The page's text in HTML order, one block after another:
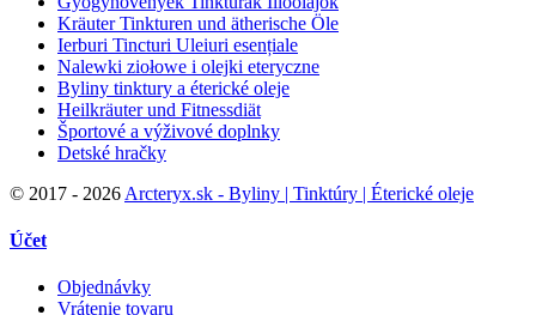
Kräuter Tinkturen und ätherische Öle
Ierburi Tincturi Uleiuri esențiale
Nalewki ziołowe i olejki eteryczne
Byliny tinktury a éterické oleje
Heilkräuter und Fitnessdiät
Športové a výživové doplnky
Detské hračky
© 2017 - 2026 Arcteryx.sk - Byliny | Tinktúry | Éterické oleje
Účet
Objednávky
Vrátenie tovaru